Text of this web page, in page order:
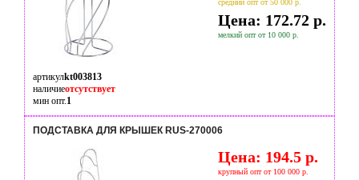
средний опт от 50 000 р.
Цена: 172.72 р.
мелкий опт от 10 000 р.
артикулkt003813
наличиеотсутствует
мин опт.1
ПОДСТАВКА ДЛЯ КРЫШЕК RUS-270006
Цена: 194.5 р.
крупный опт от 100 000 р.